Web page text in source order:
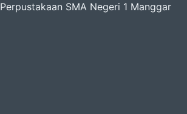
Perpustakaan SMA Negeri 1 Manggar